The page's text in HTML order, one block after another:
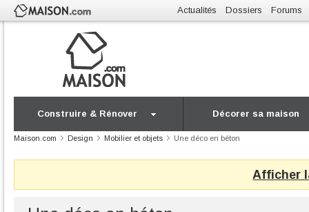
Actualités Dossiers Forums
Construire & Rénover Décorer sa maison
Maison.com Design Mobilier et objets Une déco en béton
Afficher